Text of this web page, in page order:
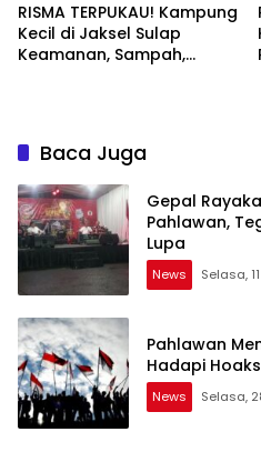
RISMA TERPUKAU! Kampung
Kecil di Jaksel Sulap
Keamanan, Sampah,
Baca Juga
Gepal
Pahlawan,
Lupa
News Selasa,
Pahlawan
Hadapi
News Selasa,